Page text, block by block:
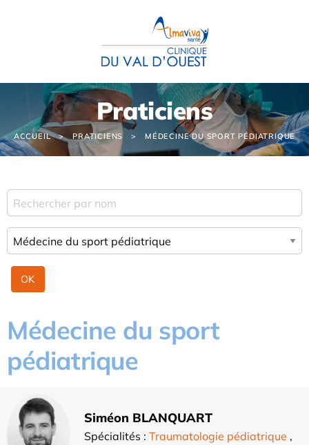
Praticiens
ACCUEIL PRATICIENS MÉDECINE DU SPORT PÉDIATRIQUE
Médecine du sport
pédiatrique
Siméon BLANQUART
Spécialités : Traumatologie pédiatrique ,